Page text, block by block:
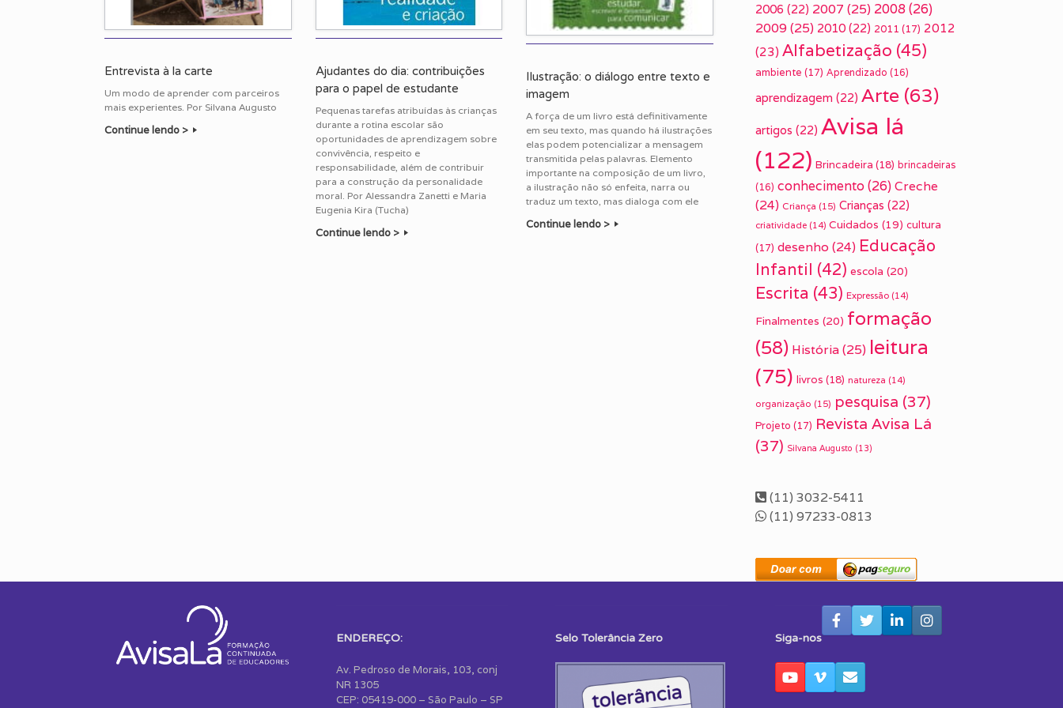
Entrevista à la carte
Um modo de aprender com parceiros
mais experientes. Por Silvana Augusto
Continue lendo >
Ajudantes do dia: contribuições
para o papel de estudante
Pequenas tarefas atribuídas às crianças
durante a rotina escolar são
oportunidades de aprendizagem sobre
convivência, respeito e
responsabilidade, além de contribuir
para a construção da personalidade
moral. Por Alessandra Zanetti e Maria
Eugenia Kira (Tucha)
Continue lendo >
Ilustração: o diálogo entre texto e
imagem
A força de um livro está definitivamente
em seu texto, mas quando há ilustrações
elas podem potencializar a mensagem
transmitida pelas palavras. Elemento
importante na composição de um livro,
a ilustração não só enfeita, narra ou
traduz um texto, mas dialoga com ele
Continue lendo >
2006 (22) 2007 (25) 2008(26)
2009(25) 2010 (22) 2011 (17) 2012
(23) Alfabetização (45)
ambiente (17) Aprendizado (16)
aprendizagem (22) Arte (63)
artigos (22) Avisa lá
(122) Brincadeira (18) brincadeiras
(16) conhecimento(26) Creche
(24) Criança (15) Crianças (22)
criatividade (14) Cuidados (19) cultura
(17) desenho (24) Educação
Infantil (42) escola (20)
Escrita (43) Expressão (14)
Finalmentes (20) formação
(58) História(25) leitura
(75) livros (18) natureza (14)
organização (15) pesquisa (37)
Projeto (17) Revista Avisa Lá
(37) Silvana Augusto (13)
(11) 3032-5411
(11) 97233-0813
ENDEREÇO:
Av. Pedroso de Morais, 103, conj
NR 1305
CEP: 05419-000 – São Paulo – SP
Selo Tolerância Zero Siga-nos